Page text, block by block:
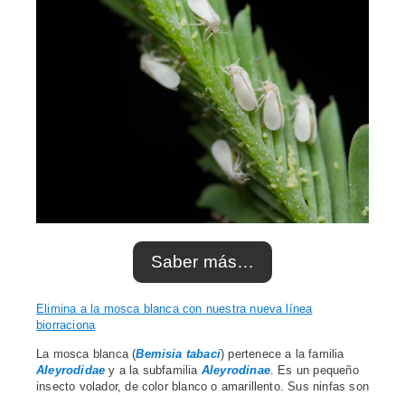
Saber más…
Elimina a la mosca blanca con nuestra nueva línea
biorraciona
La mosca blanca (Bemisia tabaci) pertenece a la familia
Aleyrodidae y a la subfamilia Aleyrodinae. Es un pequeño
insecto volador, de color blanco o amarillento. Sus ninfas son